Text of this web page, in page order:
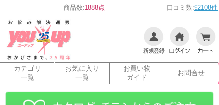
商品数:1888点 口コミ数:92108件
カテゴリ
一覧
お気に入り
一覧
お買い物
ガイド
お問合せ